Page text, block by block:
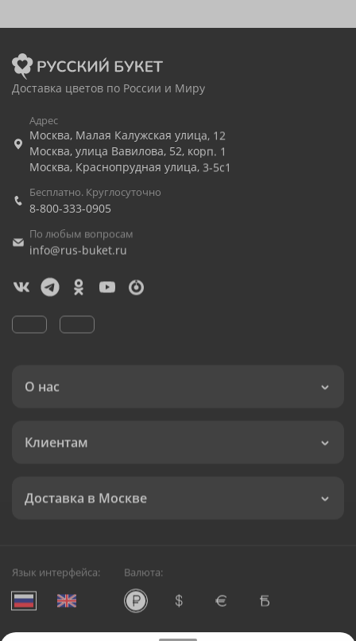
Доставка цветов по России и Миру
Адрес
Москва, Малая Калужская улица, 12
Москва, улица Вавилова, 52, корп. 1
Москва, Краснопрудная улица, 3-5с1
Бесплатно. Круглосуточно
8-800-333-0905
По любым вопросам
info@rus-buket.ru
О нас
Клиентам
Доставка в Москве
Язык интерфейса: Валюта: